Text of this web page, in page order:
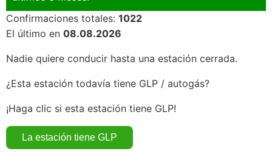
Confirmaciones totales: 1022
El último en 08.08.2026
Nadie quiere conducir hasta una estación cerrada.
¿Esta estación todavía tiene GLP / autogás?
¡Haga clic si esta estación tiene GLP!